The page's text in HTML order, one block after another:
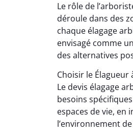
Le rôle de
déroule dans des
chaque élagage
envisagé comme
des alternatives
Choisir le Élagueur
Le devis élagage
besoins
espaces de vie, en
l’environnement